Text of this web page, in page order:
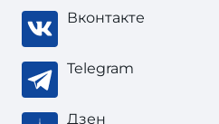
Вконтакте
Telegram
Дзен